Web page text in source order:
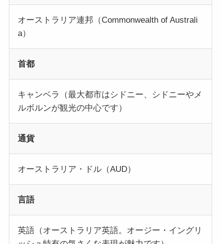
オーストラリア連邦（Commonwealth of Australi
a）
首都
キャンベラ（最大都市はシドニー、シドニーやメ
ルボルンが観光の中心です）
通貨
オーストラリア・ドル（AUD）
言語
英語（オーストラリア英語。オージー・イングリ